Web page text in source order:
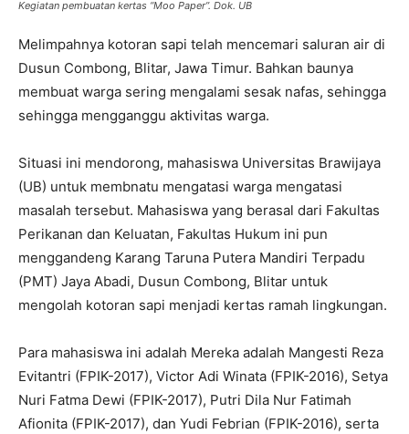
Kegiatan pembuatan kertas “Moo Paper”. Dok. UB
Melimpahnya kotoran sapi telah mencemari saluran air di
Dusun Combong, Blitar, Jawa Timur. Bahkan baunya
membuat warga sering mengalami sesak nafas, sehingga
sehingga mengganggu aktivitas warga.
Situasi ini mendorong, mahasiswa Universitas Brawijaya
(UB) untuk membnatu mengatasi warga mengatasi
masalah tersebut. Mahasiswa yang berasal dari Fakultas
Perikanan dan Keluatan, Fakultas Hukum ini pun
menggandeng Karang Taruna Putera Mandiri Terpadu
(PMT) Jaya Abadi, Dusun Combong, Blitar untuk
mengolah kotoran sapi menjadi kertas ramah lingkungan.
Para mahasiswa ini adalah Mereka adalah Mangesti Reza
Evitantri (FPIK-2017), Victor Adi Winata (FPIK-2016), Setya
Nuri Fatma Dewi (FPIK-2017), Putri Dila Nur Fatimah
Afionita (FPIK-2017), dan Yudi Febrian (FPIK-2016), serta